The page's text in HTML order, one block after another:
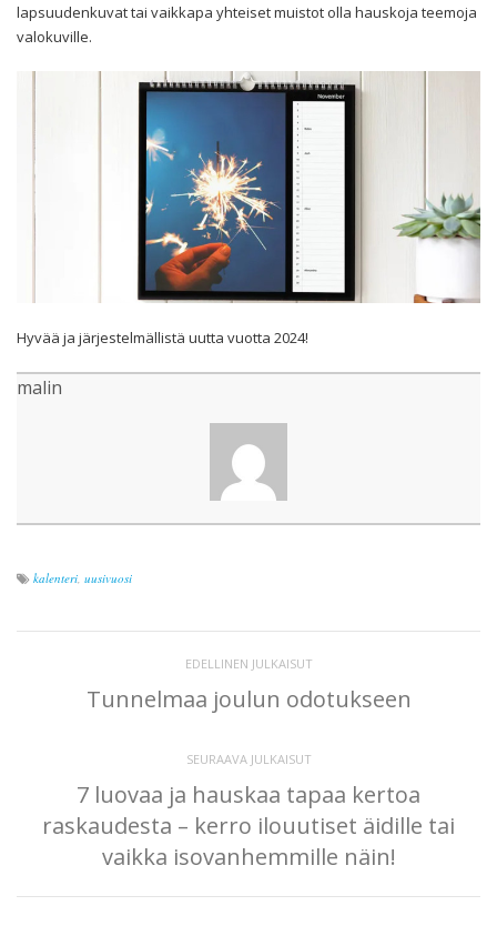
lapsuudenkuvat tai vaikkapa yhteiset muistot olla hauskoja teemoja
valokuville.
Hyvää ja järjestelmällistä uutta vuotta 2024!
malin
kalenteri uusivuosi
EDELLINEN JULKAISUT
Tunnelmaa joulun odotukseen
SEURAAVA JULKAISUT
7 luovaa ja hauskaa tapaa kertoa
raskaudesta – kerro ilouutiset äidille tai
vaikka isovanhemmille näin!